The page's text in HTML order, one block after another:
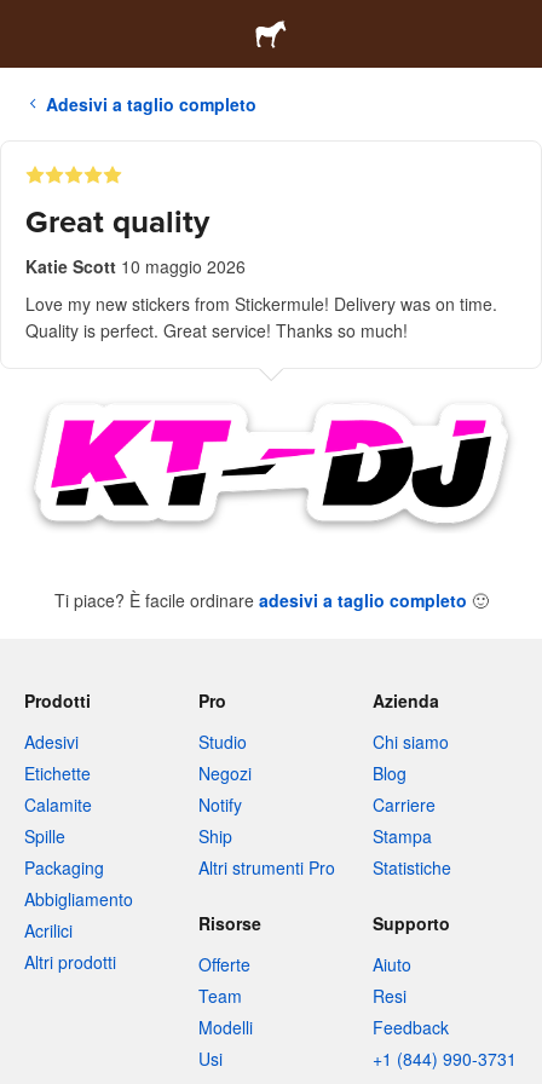
Adesivi a taglio completo
Great quality
Katie Scott 10 maggio 2026
Love my new stickers from Stickermule! Delivery was on time.
Quality is perfect. Great service! Thanks so much!
Ti piace? È facile ordinare adesivi a taglio completo 🙂
Prodotti
Adesivi
Etichette
Calamite
Spille
Packaging
Abbigliamento
Acrilici
Altri prodotti
Pro
Studio
Negozi
Notify
Ship
Altri strumenti Pro
Azienda
Chi siamo
Blog
Carriere
Stampa
Statistiche
Risorse
Offerte
Team
Modelli
Usi
Supporto
Aiuto
Resi
Feedback
+1 (844) 990-3731